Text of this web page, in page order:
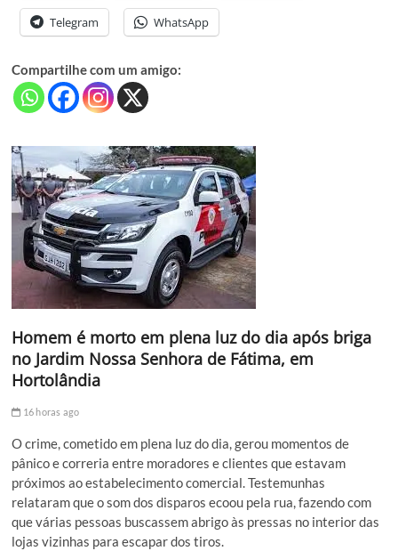
Telegram WhatsApp
Compartilhe com um amigo:
Homem é morto em plena luz do dia após briga
no Jardim Nossa Senhora de Fátima, em
Hortolândia
16 horas ago
O crime, cometido em plena luz do dia, gerou momentos de
pânico e correria entre moradores e clientes que estavam
próximos ao estabelecimento comercial. Testemunhas
relataram que o som dos disparos ecoou pela rua, fazendo com
que várias pessoas buscassem abrigo às pressas no interior das
lojas vizinhas para escapar dos tiros.